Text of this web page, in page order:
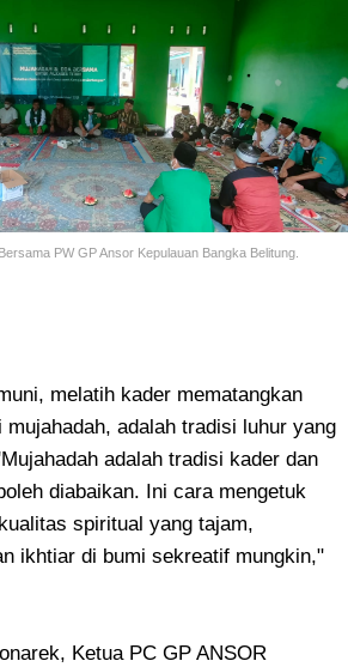
PW GP Ansor Kepulauan Bangka Belitung.
melatih kader mematangkan
adalah tradisi luhur yang
adalah tradisi kader dan
diabaikan. Ini cara mengetuk
spiritual yang tajam,
ikhtiar di bumi sekreatif mungkin,"
Ketua PC GP ANSOR